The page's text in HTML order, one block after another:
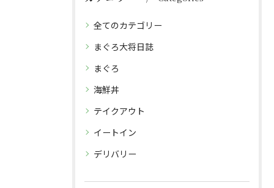
全てのカテゴリー
まぐろ大将日誌
まぐろ
海鮮丼
テイクアウト
イートイン
デリバリー